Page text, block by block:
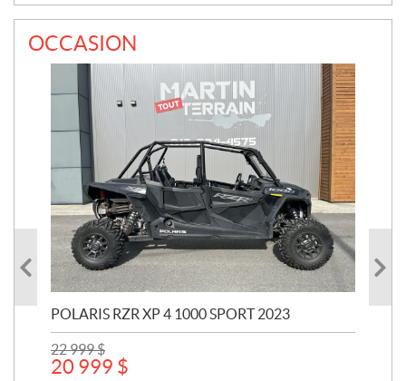
OCCASION
POLARIS RZR XP 4 1000 SPORT 2023
22 999$
20 999 $